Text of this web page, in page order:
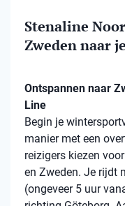
Stenaline
Zweden naar
Ontspannen naar
Line
Begin je
manier met een
reizigers kiezen
en Zweden. Je rijdt
(ongeveer 5 uur